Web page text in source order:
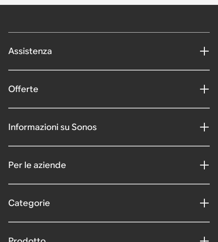
Assistenza
Offerte
Informazioni su Sonos
Per le aziende
Categorie